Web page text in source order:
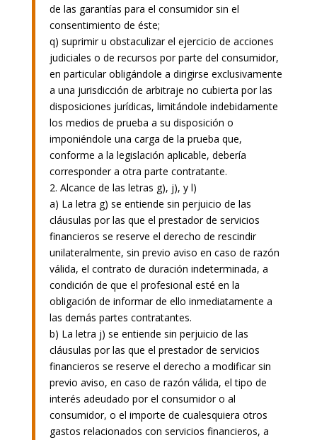
de las garantías para el consumidor sin el
consentimiento de éste;
q) suprimir u obstaculizar el ejercicio de acciones
judiciales o de recursos por parte del consumidor,
en particular obligándole a dirigirse exclusivamente
a una jurisdicción de arbitraje no cubierta por las
disposiciones jurídicas, limitándole indebidamente
los medios de prueba a su disposición o
imponiéndole una carga de la prueba que,
conforme a la legislación aplicable, debería
corresponder a otra parte contratante.
2. Alcance de las letras g), j), y l)
a) La letra g) se entiende sin perjuicio de las
cláusulas por las que el prestador de servicios
financieros se reserve el derecho de rescindir
unilateralmente, sin previo aviso en caso de razón
válida, el contrato de duración indeterminada, a
condición de que el profesional esté en la
obligación de informar de ello inmediatamente a
las demás partes contratantes.
b) La letra j) se entiende sin perjuicio de las
cláusulas por las que el prestador de servicios
financieros se reserve el derecho a modificar sin
previo aviso, en caso de razón válida, el tipo de
interés adeudado por el consumidor o al
consumidor, o el importe de cualesquiera otros
gastos relacionados con servicios financieros, a